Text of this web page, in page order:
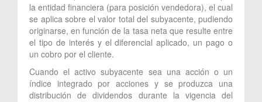
la entidad financiera (para posición vendedora), el cual
se aplica sobre el valor total del subyacente, pudiendo
originarse, en función de la tasa neta que resulte entre
el tipo de interés y el diferencial aplicado, un pago o
un cobro por el cliente.
Cuando el activo subyacente sea una acción o un
índice integrado por acciones y se produzca una
distribución de dividendos durante la vigencia del